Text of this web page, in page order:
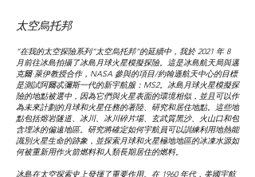
太空烏托邦
“在我的太空探險系列“太空烏托邦”的延續中，我於 2021 年 8
月前往冰島拍攝了冰島月球火星模擬探險。這是冰島航天局與邁
克爾·萊伊教授合作，NASA 參與的項目/約翰遜航天中心的目標
是測試阿爾忒彌斯一代的新宇航服：MS2。冰島月球火星模擬探
險的地點被選中，因為它們與火星表面的環境相似，並且可以作
為未來計劃的月球和火星任務的著陸、研究和居住地點。這些地
點包括熔岩隧道、冰川、冰川碎片場、玄武質黑沙、火山口和包
含埋冰的偏遠地區。研究將確定如何宇航員可以訓練利用地熱能
識別火星生命的跡象，並探索月球和火星極地地區的冰凍水源如
何被重新用作火箭燃料和人類長期居住的燃料。
冰島在太空探索史上發揮了重要作用。在 1960 年代，美國宇航